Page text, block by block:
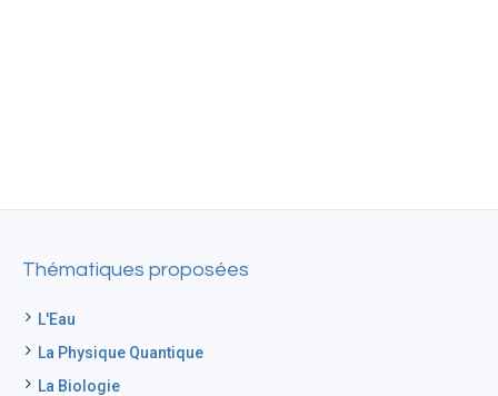
Thématiques proposées
L'Eau
La Physique Quantique
La Biologie